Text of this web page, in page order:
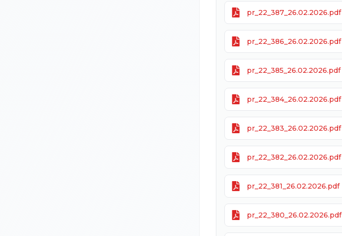
pr_22_387_26.02.2026.pdf
pr_22_386_26.02.2026.pdf
pr_22_385_26.02.2026.pdf
pr_22_384_26.02.2026.pdf
pr_22_383_26.02.2026.pdf
pr_22_382_26.02.2026.pdf
pr_22_381_26.02.2026.pdf
pr_22_380_26.02.2026.pdf